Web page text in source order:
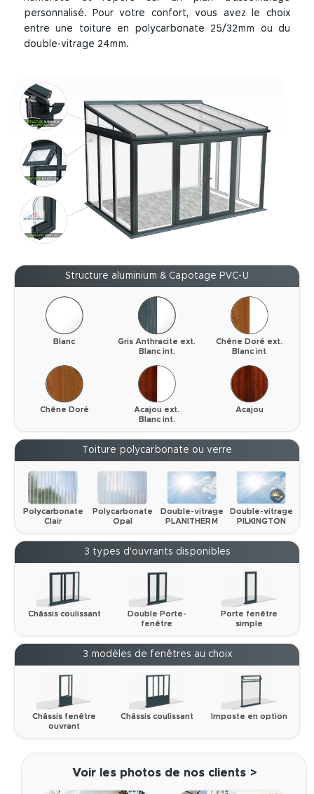
personnalisé. Pour votre confort, vous avez le choix
entre une toiture en polycarbonate 25/32mm ou du
double-vitrage 24mm.
Structure aluminium & Capotage PVC-U
Blanc
Gris Anthracite ext.
Blanc int.
Chêne Doré ext.
Blanc int
Chêne Doré
Acajou ext.
Blanc int.
Acajou
Toiture polycarbonate ou verre
Polycarbonate
Clair
Polycarbonate
Opal
Double-vitrage
PLANITHERM
Double-vitrage
PILKINGTON
3 types d'ouvrants disponibles
Châssis coulissant
Double Porte-
fenêtre
Porte fenêtre
simple
3 modèles de fenêtres au choix
Châssis fenêtre
ouvrant
Châssis coulissant Imposte en option
Voir les photos de nos clients >